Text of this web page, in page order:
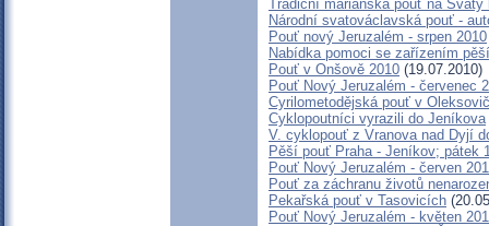
Tradiční mariánská pouť na
Národní svatováclavská pouť -
Pouť nový Jeruzalém - srpen 2010
Nabídka pomoci se zařízením
Pouť v Onšově 2010 (19.07.2010)
Pouť Nový Jeruzalém - červenec
Cyrilometodějská pouť v
Cyklopoutníci vyrazili do Jeníkova
V. cyklopouť z Vranova nad Dyjí
Pěší pouť Praha - Jeníkov; pátek
Pouť Nový Jeruzalém - červen
Pouť za záchranu životů
Pekařská pouť v Tasovicích
Pouť Nový Jeruzalém - květen